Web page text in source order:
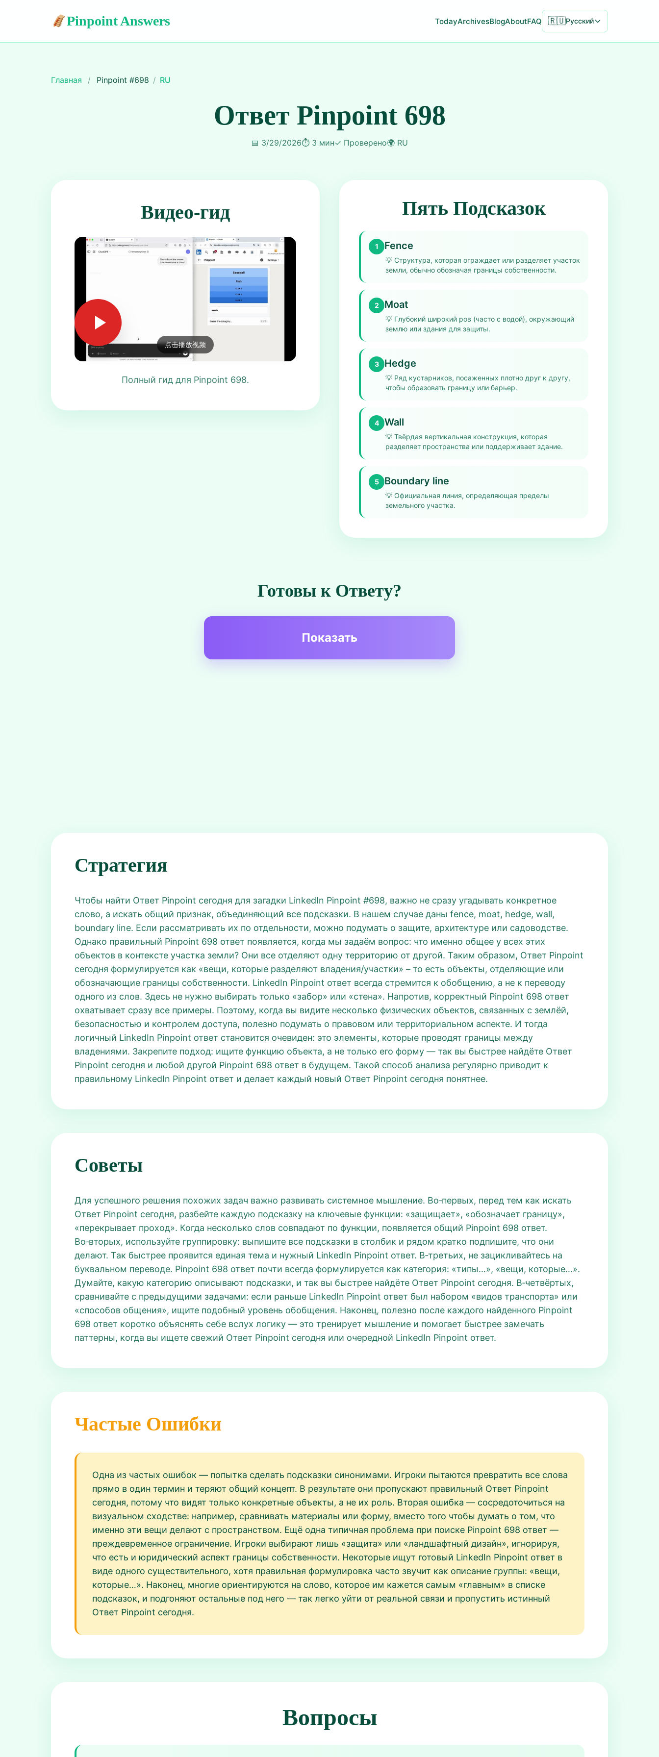
Pinpoint Answers TodayArchivesBlogAboutFAQ 🇷🇺Русский
Главная / Pinpoint #698 / RU
Ответ Pinpoint 698
📅 3/29/2026⏱️ 3 мин✓ Проверено🌍 RU
Видео-гид
点击播放视频
Полный гид для Pinpoint 698.
Пять Подсказок
1 Fence
💡 Структура, которая ограждает или разделяет участок
земли, обычно обозначая границы собственности.
2 Moat
💡 Глубокий широкий ров (часто с водой), окружающий
землю или здания для защиты.
3 Hedge
💡 Ряд кустарников, посаженных плотно друг к другу,
чтобы образовать границу или барьер.
4 Wall
💡 Твёрдая вертикальная конструкция, которая
разделяет пространства или поддерживает здание.
5 Boundary line
💡 Официальная линия, определяющая пределы
земельного участка.
Готовы к Ответу?
Показать
Стратегия
Чтобы найти Ответ Pinpoint сегодня для загадки LinkedIn Pinpoint #698, важно не сразу угадывать конкретное
слово, а искать общий признак, объединяющий все подсказки. В нашем случае даны fence, moat, hedge, wall,
boundary line. Если рассматривать их по отдельности, можно подумать о защите, архитектуре или садоводстве.
Однако правильный Pinpoint 698 ответ появляется, когда мы задаём вопрос: что именно общее у всех этих
объектов в контексте участка земли? Они все отделяют одну территорию от другой. Таким образом, Ответ Pinpoint
сегодня формулируется как «вещи, которые разделяют владения/участки» – то есть объекты, отделяющие или
обозначающие границы собственности. LinkedIn Pinpoint ответ всегда стремится к обобщению, а не к переводу
одного из слов. Здесь не нужно выбирать только «забор» или «стена». Напротив, корректный Pinpoint 698 ответ
охватывает сразу все примеры. Поэтому, когда вы видите несколько физических объектов, связанных с землёй,
безопасностью и контролем доступа, полезно подумать о правовом или территориальном аспекте. И тогда
логичный LinkedIn Pinpoint ответ становится очевиден: это элементы, которые проводят границы между
владениями. Закрепите подход: ищите функцию объекта, а не только его форму — так вы быстрее найдёте Ответ
Pinpoint сегодня и любой другой Pinpoint 698 ответ в будущем. Такой способ анализа регулярно приводит к
правильному LinkedIn Pinpoint ответ и делает каждый новый Ответ Pinpoint сегодня понятнее.
Советы
Для успешного решения похожих задач важно развивать системное мышление. Во‑первых, перед тем как искать
Ответ Pinpoint сегодня, разбейте каждую подсказку на ключевые функции: «защищает», «обозначает границу»,
«перекрывает проход». Когда несколько слов совпадают по функции, появляется общий Pinpoint 698 ответ.
Во‑вторых, используйте группировку: выпишите все подсказки в столбик и рядом кратко подпишите, что они
делают. Так быстрее проявится единая тема и нужный LinkedIn Pinpoint ответ. В‑третьих, не зацикливайтесь на
буквальном переводе. Pinpoint 698 ответ почти всегда формулируется как категория: «типы…», «вещи, которые…».
Думайте, какую категорию описывают подсказки, и так вы быстрее найдёте Ответ Pinpoint сегодня. В‑четвёртых,
сравнивайте с предыдущими задачами: если раньше LinkedIn Pinpoint ответ был набором «видов транспорта» или
«способов общения», ищите подобный уровень обобщения. Наконец, полезно после каждого найденного Pinpoint
698 ответ коротко объяснять себе вслух логику — это тренирует мышление и помогает быстрее замечать
паттерны, когда вы ищете свежий Ответ Pinpoint сегодня или очередной LinkedIn Pinpoint ответ.
Частые Ошибки
Одна из частых ошибок — попытка сделать подсказки синонимами. Игроки пытаются превратить все слова
прямо в один термин и теряют общий концепт. В результате они пропускают правильный Ответ Pinpoint
сегодня, потому что видят только конкретные объекты, а не их роль. Вторая ошибка — сосредоточиться на
визуальном сходстве: например, сравнивать материалы или форму, вместо того чтобы думать о том, что
именно эти вещи делают с пространством. Ещё одна типичная проблема при поиске Pinpoint 698 ответ —
преждевременное ограничение. Игроки выбирают лишь «защита» или «ландшафтный дизайн», игнорируя,
что есть и юридический аспект границы собственности. Некоторые ищут готовый LinkedIn Pinpoint ответ в
виде одного существительного, хотя правильная формулировка часто звучит как описание группы: «вещи,
которые…». Наконец, многие ориентируются на слово, которое им кажется самым «главным» в списке
подсказок, и подгоняют остальные под него — так легко уйти от реальной связи и пропустить истинный
Ответ Pinpoint сегодня.
Вопросы